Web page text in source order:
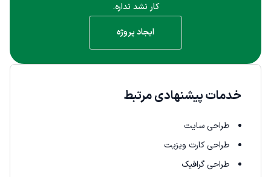
کار نشد نداره.
ایجاد پروژه
خدمات پیشنهادی مرتبط
طراحی سایت
طراحی کارت ویزیت
طراحی گرافیک